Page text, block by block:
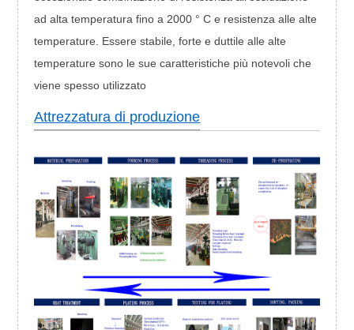
ad alta temperatura fino a 2000 ° C e resistenza alle alte
temperature. Essere stabile, forte e duttile alle alte
temperature sono le sue caratteristiche più notevoli che
viene spesso utilizzato
Attrezzatura di produzione